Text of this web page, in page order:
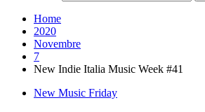
Home
2020
Novembre
7
New Indie Italia Music Week #41
New Music Friday